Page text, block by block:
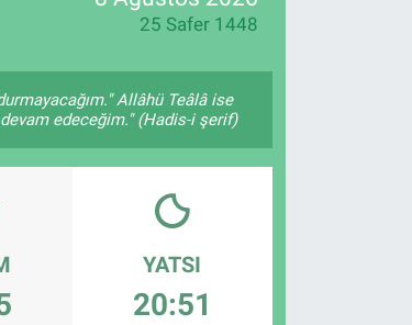
25 Safer 1448
Allâhü Teâlâ ise
edeceğim." (Hadis-i şerif)
YATSI
20:51